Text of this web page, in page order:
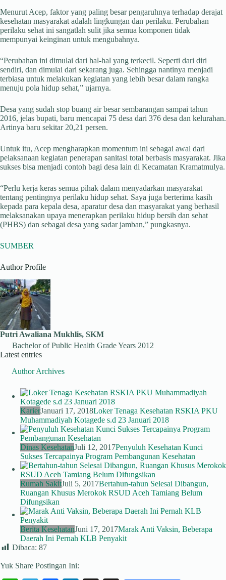
Menurut Acep, faktor yang paling besar pengaruhnya terhadap derajat
kesehatan masyarakat adalah lingkungan dan perilaku. Perubahan
perilaku sehat ini sangatlah sulit jika semua komponen tidak
mempunyai keinginan untuk mengubahnya.
“Perubahan ini dimulai dari hal-hal yang terkecil. Seperti dari diri
sendiri, dan dimulai dari sekarang juga. Sehingga nantinya menjadi
terbiasa untuk melakukan kegiatan yang lebih besar dalam rangka
menuju pola hidup sehat,” ujarnya.
Desa yang sudah stop buang air besar sembarangan sampai tahun
2016, jelas bupati, baru mencapai 75 desa dari 376 desa dan kelurahan.
Artinya baru sekitar 20,21 persen.
Untuk itu, Acep mengharapkan momentum ini sebagai awal dari
pelaksanaan kegiatan penerapan sanitasi total berbasis masyarakat. Jika
sukses bisa menjadi contoh bagi desa lain di Kecamatan Kramatmulya.
“Perlu kerja keras semua pihak dalam menyadarkan masyarakat
tentang pentingnya perilaku hidup sehat. Saya juga berterima kasih
kepada para kepala desa, aparatur desa dan masyarakat yang berhasil
melaksanakan upaya menerapkan perilaku hidup bersih dan sehat
(PHBS) dan sebagai desa yang sadar jamban,” pungkasnya.
SUMBER
Author Profile
Putri Awaliana Mukhlis, SKM
Bachelor of Public Health Grade Years 2012
Latest entries
Author Archives
KarierJanuari 17, 2018Loker Tenaga Kesehatan RSKIA PKU
Muhammadiyah Kotagede s.d 23 Januari 2018
Dinas KesehatanJuli 12, 2017Penyuluh Kesehatan Kunci
Sukses Tercapainya Program Pembangunan Kesehatan
Rumah SakitJuli 5, 2017Bertahun-tahun Selesai Dibangun,
Ruangan Khusus Merokok RSUD Aceh Tamiang Belum
Difungsikan
Berita KesehatanJuni 17, 2017Marak Anti Vaksin, Beberapa
Daerah Ini Pernah KLB Penyakit
Dibaca: 87
Yuk Share Postingan Ini: